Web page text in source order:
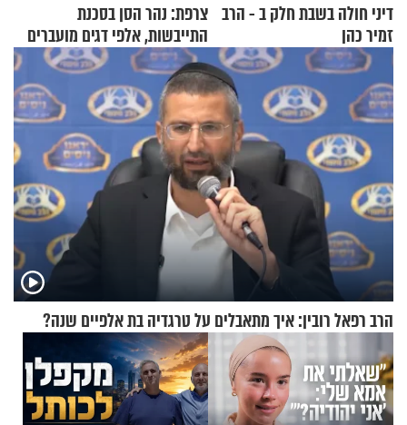
דיני חולה בשבת חלק ב - הרב
זמיר כהן
צרפת: נהר הסן בסכנת
התייבשות, אלפי דגים מועברים
במבצעי חילוץ
הרב רפאל רובין: איך מתאבלים על טרגדיה בת אלפיים שנה?